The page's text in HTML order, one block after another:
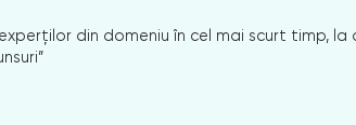
din domeniu în cel mai scurt timp, la